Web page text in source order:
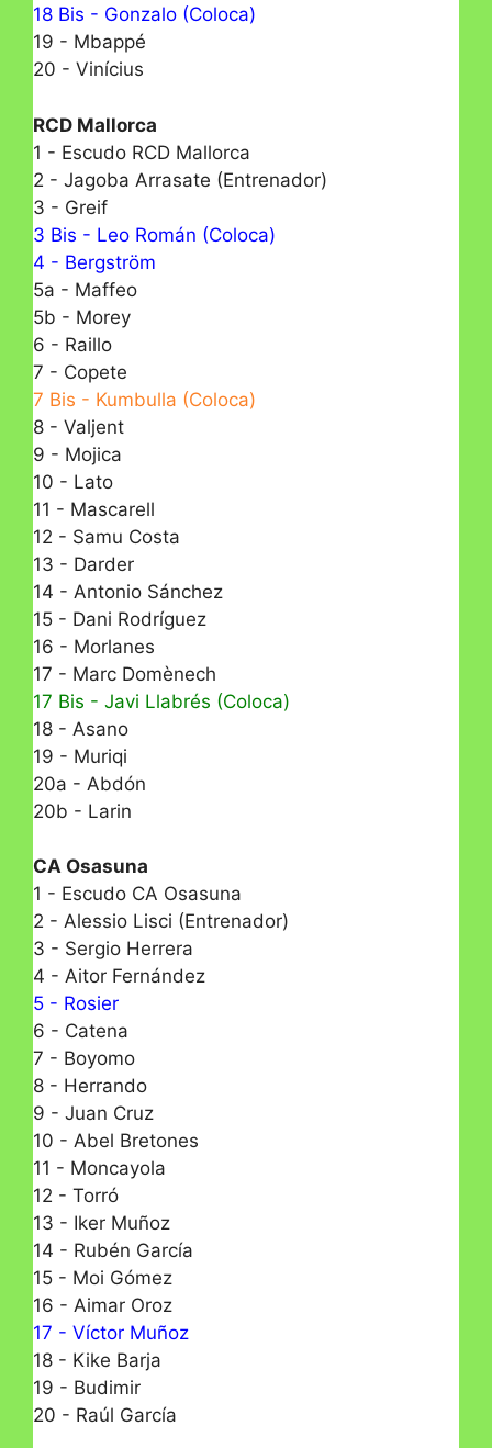
18 Bis - Gonzalo (Coloca)
19 - Mbappé
20 - Vinícius
RCD Mallorca
1 - Escudo RCD Mallorca
2 - Jagoba Arrasate (Entrenador)
3 - Greif
3 Bis - Leo Román (Coloca)
4 - Bergström
5a - Maffeo
5b - Morey
6 - Raillo
7 - Copete
7 Bis - Kumbulla (Coloca)
8 - Valjent
9 - Mojica
10 - Lato
11 - Mascarell
12 - Samu Costa
13 - Darder
14 - Antonio Sánchez
15 - Dani Rodríguez
16 - Morlanes
17 - Marc Domènech
17 Bis - Javi Llabrés (Coloca)
18 - Asano
19 - Muriqi
20a - Abdón
20b - Larin
CA Osasuna
1 - Escudo CA Osasuna
2 - Alessio Lisci (Entrenador)
3 - Sergio Herrera
4 - Aitor Fernández
5 - Rosier
6 - Catena
7 - Boyomo
8 - Herrando
9 - Juan Cruz
10 - Abel Bretones
11 - Moncayola
12 - Torró
13 - Iker Muñoz
14 - Rubén García
15 - Moi Gómez
16 - Aimar Oroz
17 - Víctor Muñoz
18 - Kike Barja
19 - Budimir
20 - Raúl García